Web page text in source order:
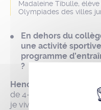
Madaleine Tibulle,
Olympiades des villes
En dehors du
une activité sportive
programme
?
Henoc Massamba
de 4-5 ans. J’ai
je vivais alors. Et